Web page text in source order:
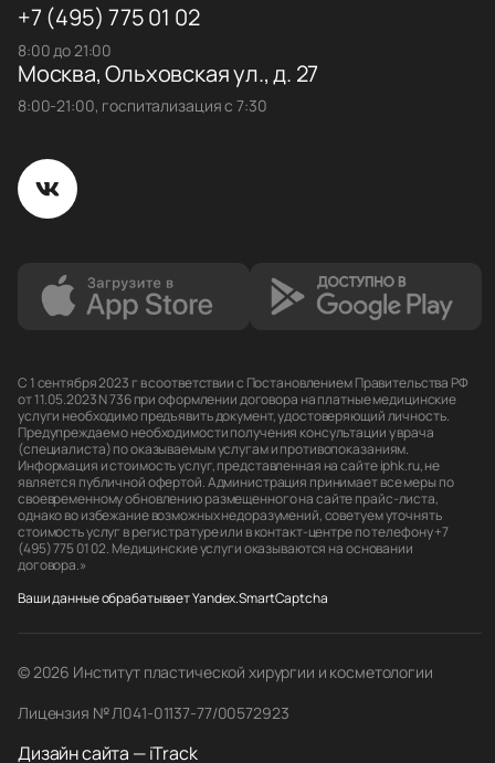
+7 (495) 775 01 02
8:00 до 21:00
Москва, Ольховская ул., д. 27
8:00-21:00, госпитализация с 7:30
С 1 сентября 2023 г в соответствии с Постановлением Правительства РФ
от 11.05.2023 N 736 при оформлении договора на платные медицинские
услуги необходимо предъявить документ, удостоверяющий личность.
Предупреждаем о необходимости получения консультации у врача
(специалиста) по оказываемым услугам и противопоказаниям.
Информация и стоимость услуг, представленная на сайте iphk.ru, не
является публичной офертой. Администрация принимает все меры по
своевременному обновлению размещенного на сайте прайс-листа,
однако во избежание возможных недоразумений, советуем уточнять
стоимость услуг в регистратуре или в контакт-центре по телефону +7
(495) 775 01 02. Медицинские услуги оказываются на основании
договора.»
Ваши данные обрабатывает Yandex.SmartCaptcha
© 2026 Институт пластической хирургии и косметологии
Лицензия № Л041-01137-77/00572923
Дизайн сайта — iTrack